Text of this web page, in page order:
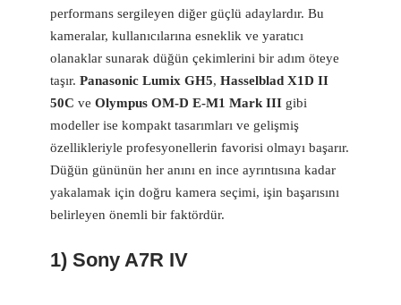
performans sergileyen diğer güçlü adaylardır. Bu
kameralar, kullanıcılarına esneklik ve yaratıcı
olanaklar sunarak düğün çekimlerini bir adım öteye
taşır. Panasonic Lumix GH5, Hasselblad X1D II
50C ve Olympus OM-D E-M1 Mark III gibi
modeller ise kompakt tasarımları ve gelişmiş
özellikleriyle profesyonellerin favorisi olmayı başarır.
Düğün gününün her anını en ince ayrıntısına kadar
yakalamak için doğru kamera seçimi, işin başarısını
belirleyen önemli bir faktördür.
1) Sony A7R IV